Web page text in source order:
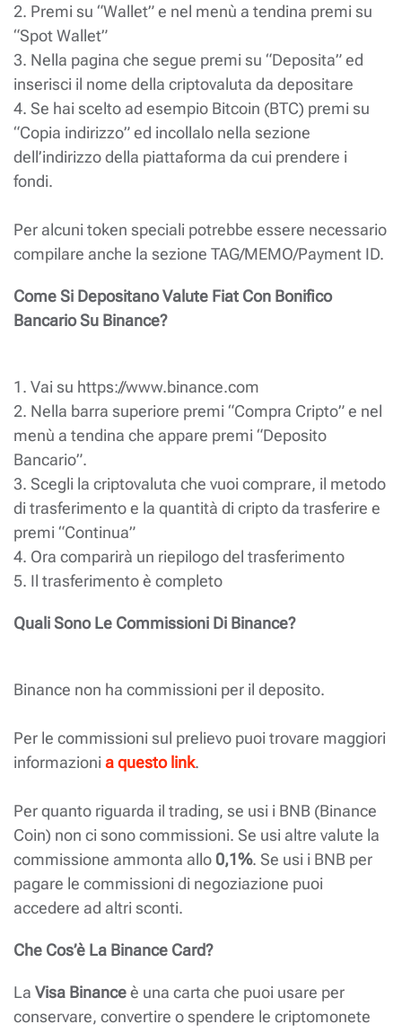
2. Premi su “Wallet” e nel menù a tendina premi su
“Spot Wallet”
3. Nella pagina che segue premi su “Deposita” ed
inserisci il nome della criptovaluta da depositare
4. Se hai scelto ad esempio Bitcoin (BTC) premi su
“Copia indirizzo” ed incollalo nella sezione
dell’indirizzo della piattaforma da cui prendere i
fondi.
Per alcuni token speciali potrebbe essere necessario
compilare anche la sezione TAG/MEMO/Payment ID.
Come Si Depositano Valute Fiat Con Bonifico
Bancario Su Binance?
1. Vai su https://www.binance.com
2. Nella barra superiore premi “Compra Cripto” e nel
menù a tendina che appare premi “Deposito
Bancario”.
3. Scegli la criptovaluta che vuoi comprare, il metodo
di trasferimento e la quantità di cripto da trasferire e
premi “Continua”
4. Ora comparirà un riepilogo del trasferimento
5. Il trasferimento è completo
Quali Sono Le Commissioni Di Binance?
Binance non ha commissioni per il deposito.
Per le commissioni sul prelievo puoi trovare maggiori
informazioni a questo link.
Per quanto riguarda il trading, se usi i BNB (Binance
Coin) non ci sono commissioni. Se usi altre valute la
commissione ammonta allo 0,1%. Se usi i BNB per
pagare le commissioni di negoziazione puoi
accedere ad altri sconti.
Che Cos’è La Binance Card?
La Visa Binanceè una carta che puoi usare per
conservare, convertire o spendere le criptomonete